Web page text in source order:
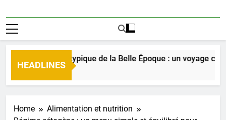
HEADLINES
du menu typique de la Belle Époque : un voyage culinaire
Home
Alimentation et nutrition